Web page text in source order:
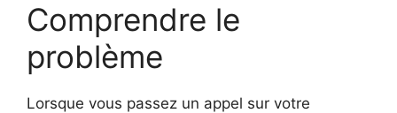
Comprendre le
problème
Lorsque vous passez un appel sur votre